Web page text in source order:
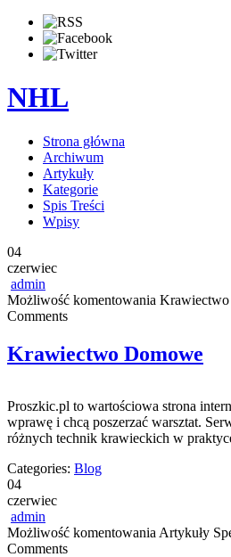
NHL
Strona główna
Archiwum
Artykuły
Kategorie
Spis Treści
Wpisy
04
czerwiec
admin
Możliwość komentowania
Comments
Krawiectwo Domowe
Proszkic.pl to wartościowa strona
wprawę i chcą poszerzać warsztat.
różnych technik krawieckich w
Categories: Blog
04
czerwiec
admin
Możliwość komentowania Artykuły
Comments